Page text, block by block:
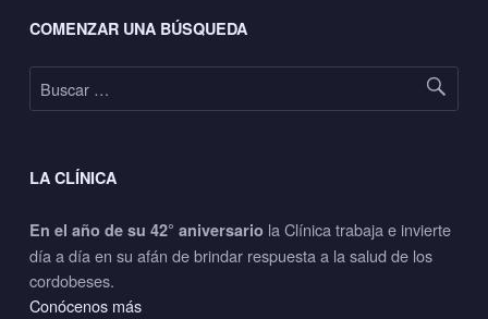
COMENZAR UNA BÚSQUEDA
Buscar:
LA CLÍNICA
En el año de su 42° aniversario la Clínica trabaja e invierte
día a día en su afán de brindar respuesta a la salud de los
cordobeses.
Conócenos más